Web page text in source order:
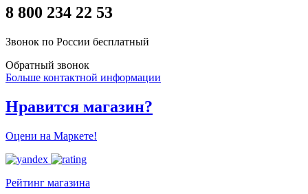
8 800 234 22 53
Звонок по России бесплатный
Обратный звонок
Больше контактной информации
Нравится магазин?
Оцени на Маркете!
Рейтинг магазина